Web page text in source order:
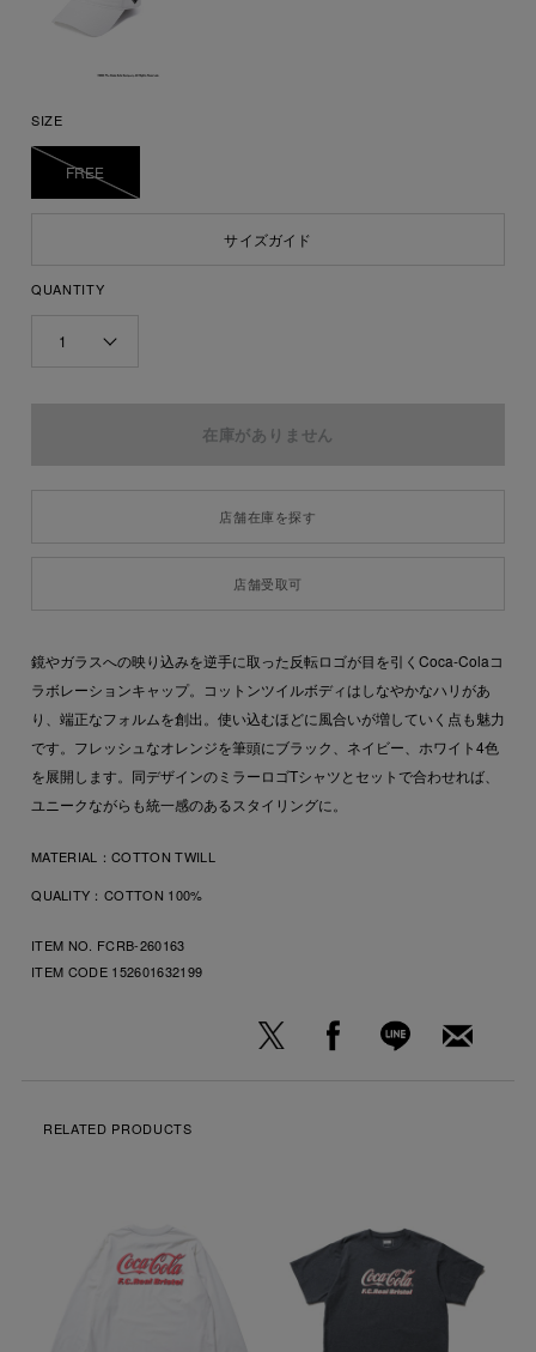
SIZE
FREE
サイズガイド
QUANTITY
1
店舗在庫を探す
店舗受取可
鏡やガラスへの映り込みを逆手に取った反転ロゴが目を引くCoca-Colaコ
ラボレーションキャップ。コットンツイルボディはしなやかなハリがあ
り、端正なフォルムを創出。使い込むほどに風合いが増していく点も魅力
です。フレッシュなオレンジを筆頭にブラック、ネイビー、ホワイト4色
を展開します。同デザインのミラーロゴTシャツとセットで合わせれば、
ユニークながらも統一感のあるスタイリングに。
MATERIAL： COTTON TWILL
QUALITY： COTTON 100%
ITEM NO. FCRB-260163
ITEM CODE 152601632199
RELATED PRODUCTS